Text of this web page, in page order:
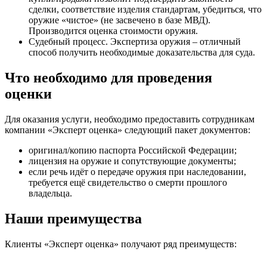
сделки, соответствие изделия стандартам, убедиться, что
оружие «чистое» (не засвечено в базе МВД).
Производится оценка стоимости оружия.
Судебный процесс. Экспертиза оружия – отличный
способ получить необходимые доказательства для суда.
Что необходимо для проведения
оценки
Для оказания услуги, необходимо предоставить сотрудникам
компании «Эксперт оценка» следующий пакет документов:
оригинал/копию паспорта Российской Федерации;
лицензия на оружие и сопутствующие документы;
если речь идёт о передаче оружия при наследовании,
требуется ещё свидетельство о смерти прошлого
владельца.
Наши преимущества
Клиенты «Эксперт оценка» получают ряд преимуществ: